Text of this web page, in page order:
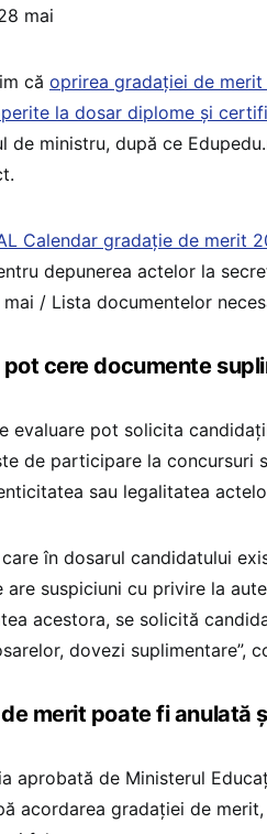
mai
că oprirea gradației de
la dosar diplome și
de ministru, după ce
Calendar gradație de merit
depunerea actelor la
/ Lista documentelor
pot cere documente
evaluare pot solicita
de participare la concursuri
sau legalitatea
care în dosarul candidatului
are suspiciuni cu privire la
acestora, se solicită
dovezi suplimentare”,
merit poate fi anulată
aprobată de Ministerul
acordarea gradației de